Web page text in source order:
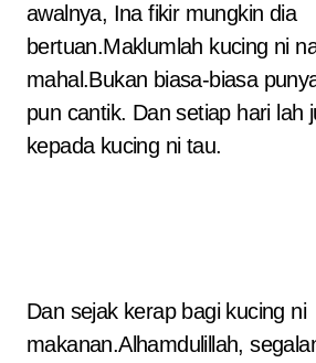
awalnya, Ina fikir mungkin dia
bertuan.Maklumlah kucing ni
mahal.Bukan biasa-biasa
pun cantik. Dan setiap hari lah
kepada kucing ni tau.
Dan sejak kerap bagi kucing ni
makanan.Alhamdulillah,